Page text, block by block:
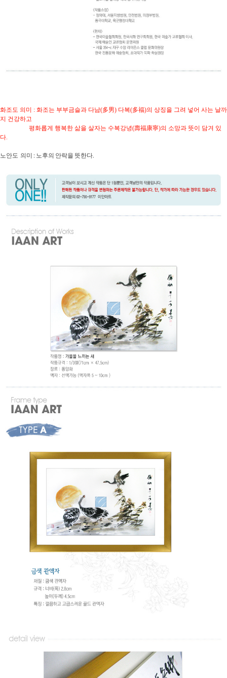
화조도 의미 : 화조는 부부금슬과 다남(多男) 다복(多福)의 상징을 그려 넣어 사는 날까
지 건강하고
평화롭게 행복한 삶을 살자는 수복강녕(壽福康寧)의 소망과 뜻이 담겨 있
다.
노안도 의미 : 노후의 안락을 뜻한다.